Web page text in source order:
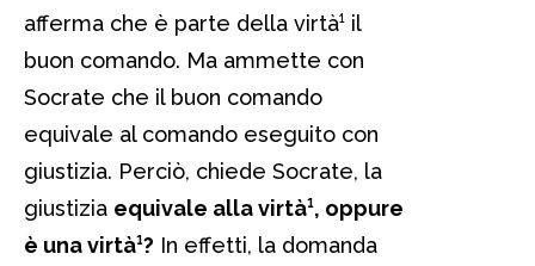
afferma che è parte della virtà¹ il
buon comando. Ma ammette con
Socrate che il buon comando
equivale al comando eseguito con
giustizia. Perciò, chiede Socrate, la
giustizia equivale alla virtà¹, oppure
è una virtà¹? In effetti, la domanda